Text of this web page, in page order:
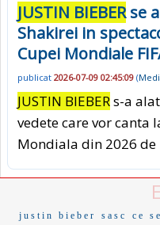
JUSTIN BIEBERse
Shakirei in
Cupei Mondiale
publicat 2026-07-09 02:45:09 (
JUSTIN BIEBERs-a
vedete care vor canta
Mondiala din 2026 de
justin bieber sasc ce